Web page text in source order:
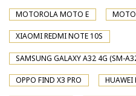
MOTOROLA MOTO E
XIAOMI REDMI NOTE 10S
SAMSUNG GALAXY A32 4G (SM-
OPPO FIND X3 PRO HUAWEI